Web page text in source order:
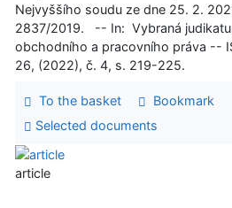
Nejvyššího soudu ze dne 25. 2.
2837/2019. -- In: Vybraná
obchodního a pracovního práva --
26, (2022), č. 4, s. 219-225.
To the basket
Bookmark
Selected documents
article